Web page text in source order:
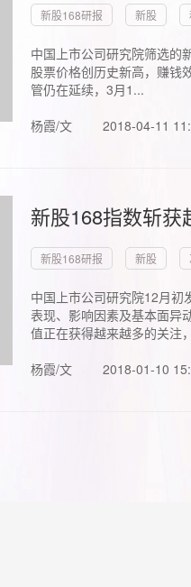
新股168研报 新股
中国上市公司研究院筛选的
股票价格创历史新高，赚钱
管仍在延续，3月1...
杨霞/文
2018-04-11
新股168指数斩
新股168研报 新股
中国上市公司研究院12月初
表现、影响因素及基本面异
值正在获得越来越多的关注
杨霞/文
2018-01-10